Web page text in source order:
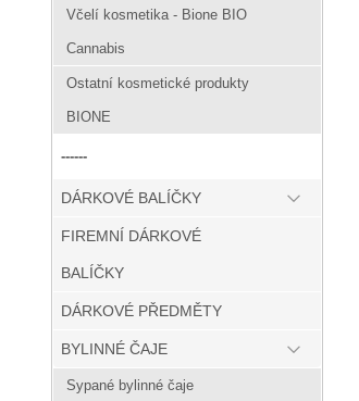
Včelí kosmetika - Bione BIO
Cannabis
Ostatní kosmetické produkty
BIONE
------
DÁRKOVÉ BALÍČKY
FIREMNÍ DÁRKOVÉ
BALÍČKY
DÁRKOVÉ PŘEDMĚTY
BYLINNÉ ČAJE
Sypané bylinné čaje